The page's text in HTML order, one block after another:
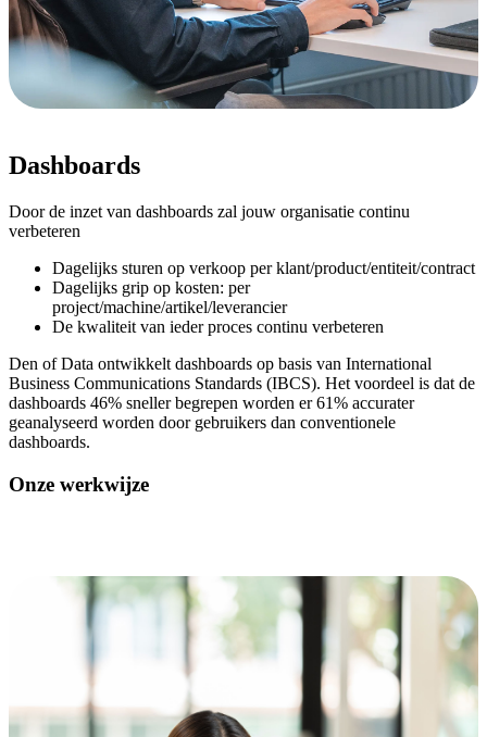
Dashboards
Door de inzet van dashboards zal jouw organisatie continu
verbeteren
Dagelijks sturen op verkoop per klant/product/entiteit/contract
Dagelijks grip op kosten: per
project/machine/artikel/leverancier
De kwaliteit van ieder proces continu verbeteren
Den of Data ontwikkelt dashboards op basis van International
Business Communications Standards (IBCS). Het voordeel is dat de
dashboards 46% sneller begrepen worden er 61% accurater
geanalyseerd worden door gebruikers dan conventionele
dashboards.
Onze werkwijze